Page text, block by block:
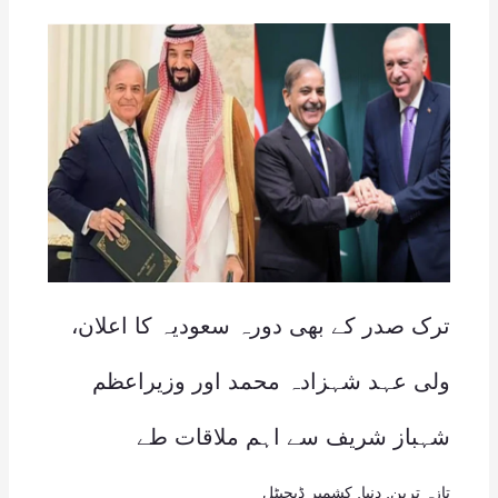
ترک صدر کے بھی دورہ سعودیہ کا اعلان،
ولی عہد شہزادہ محمد اور وزیراعظم
شہباز شریف سے اہم ملاقات طے
تازہ ترین دنیا کشمیر ڈیجیٹل